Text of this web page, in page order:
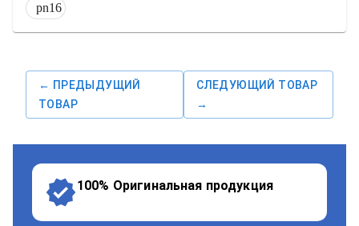
pn16
← ПРЕДЫДУЩИЙ
ТОВАР
СЛЕДУЮЩИЙ ТОВАР
→
100% Оригинальная продукция